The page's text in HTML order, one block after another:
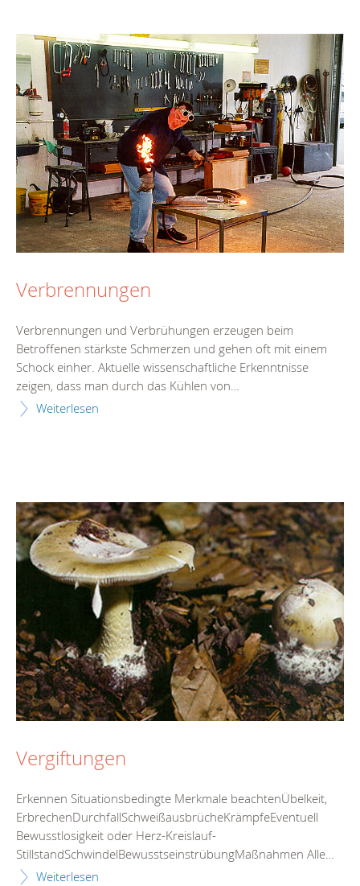
Verbrennungen
Verbrennungen und Verbrühungen erzeugen beim
Betroffenen stärkste Schmerzen und gehen oft mit einem
Schock einher. Aktuelle wissenschaftliche Erkenntnisse
zeigen, dass man durch das Kühlen von…
Weiterlesen
Vergiftungen
Erkennen Situationsbedingte Merkmale beachtenÜbelkeit,
ErbrechenDurchfallSchweißausbrücheKrämpfeEventuell
Bewusstlosigkeit oder Herz-Kreislauf-
StillstandSchwindelBewusstseinstrübungMaßnahmen Alle…
Weiterlesen